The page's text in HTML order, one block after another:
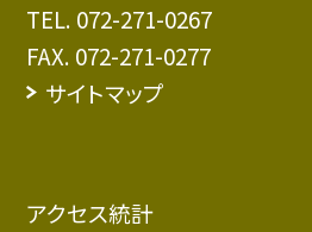
TEL. 072-271-0267
FAX. 072-271-0277
サイトマップ
アクセス統計